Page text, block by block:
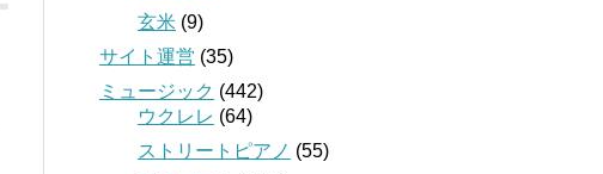
玄米 (9)
サイト運営 (35)
ミュージック (442)
ウクレレ (64)
ストリートピアノ (55)